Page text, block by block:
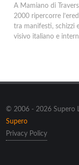
A Mamiano di
2000 ripercorre
tra manifesti, schizzi
visivo italiano e
© 2006 - 2026 Supero
Supero
Privacy Policy